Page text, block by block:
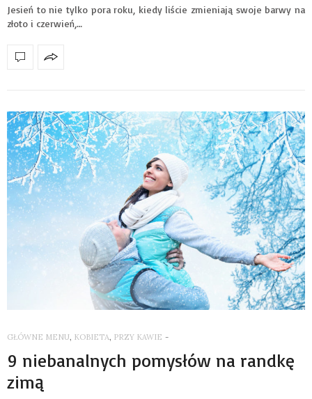
Jesień to nie tylko pora roku, kiedy liście zmieniają swoje barwy na
złoto i czerwień,…
GŁÓWNE MENU, KOBIETA, PRZY KAWIE -
9 niebanalnych pomysłów na randkę
zimą